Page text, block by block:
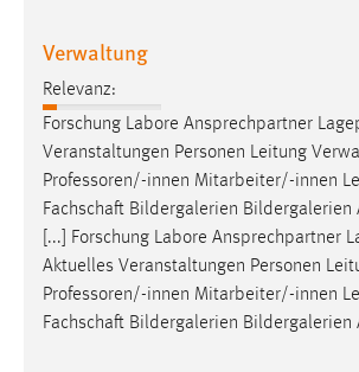
Verwaltung
Relevanz:
Forschung Labore Ansprechpartner
Veranstaltungen Personen Leitung
Professoren/-innen Mitarbeiter/-innen
Fachschaft Bildergalerien Bildergalerien
[...] Forschung Labore Ansprechpartner
Aktuelles Veranstaltungen Personen
Professoren/-innen Mitarbeiter/-innen
Fachschaft Bildergalerien Bildergalerien